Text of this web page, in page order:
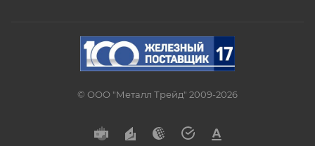
© ООО "Металл Трейд" 2009-2026